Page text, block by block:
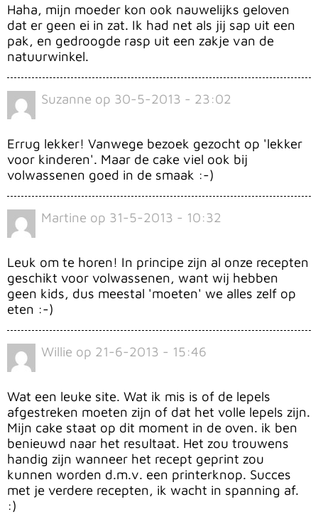
Haha, mijn moeder kon ook nauwelijks geloven
dat er geen ei in zat. Ik had net als jij sap uit een
pak, en gedroogde rasp uit een zakje van de
natuurwinkel.
Suzanne op 30-5-2013 - 23:02
Errug lekker! Vanwege bezoek gezocht op 'lekker
voor kinderen'. Maar de cake viel ook bij
volwassenen goed in de smaak :-)
Martine op 31-5-2013 - 10:32
Leuk om te horen! In principe zijn al onze recepten
geschikt voor volwassenen, want wij hebben
geen kids, dus meestal 'moeten' we alles zelf op
eten :-)
Willie op 21-6-2013 - 15:46
Wat een leuke site. Wat ik mis is of de lepels
afgestreken moeten zijn of dat het volle lepels zijn.
Mijn cake staat op dit moment in de oven. ik ben
benieuwd naar het resultaat. Het zou trouwens
handig zijn wanneer het recept geprint zou
kunnen worden d.m.v. een printerknop. Succes
met je verdere recepten, ik wacht in spanning af.
:)